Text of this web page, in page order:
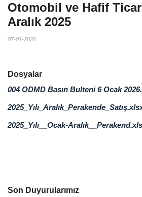
Otomobil ve Hafif
Aralık 2025
07-01-2026
Dosyalar
004 ODMD Basın Bulteni 6 Ocak
2025_Yılı__Ocak-
Son Duyurularımız